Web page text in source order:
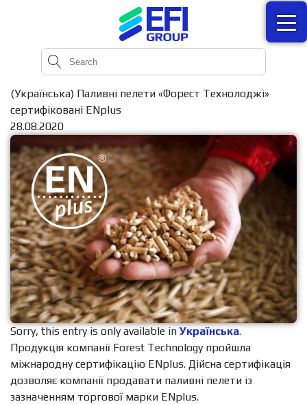
(Українська) Паливні пелети «Форест Технолоджі»
сертифіковані ENplus
28.08.2020
Sorry, this entry is only available in Українська.
Продукція компанії Forest Technology пройшла
міжнародну сертифікацію ENplus. Дійсна сертифікація
дозволяє компанії продавати паливні пелети із
зазначенням торгової марки ENplus.